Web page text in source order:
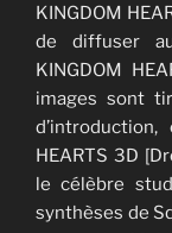
KINGDOM
de diffuser
KINGDOM
images sont
HEARTS 3D
le célèbre
synthèses de